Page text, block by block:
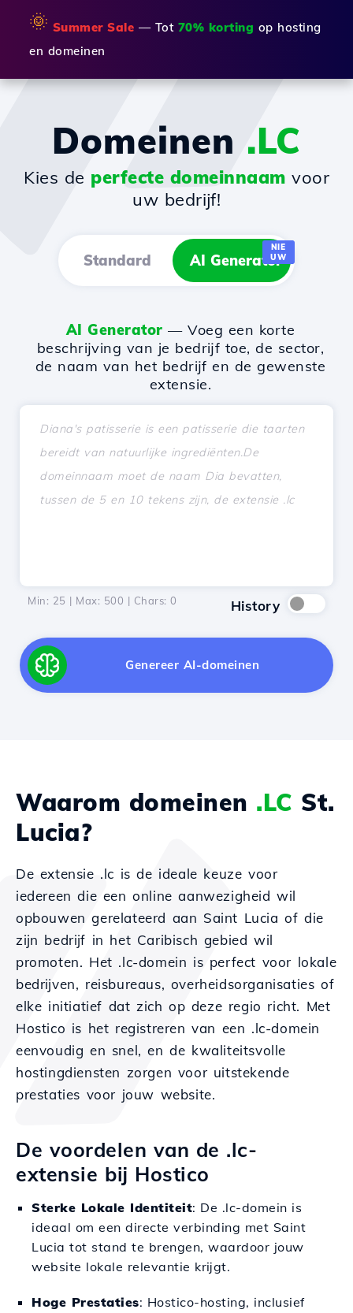
🌞 Summer Sale — Tot 70% korting op hosting
en domeinen
Domeinen .LC
Kies de perfecte domeinnaam voor
uw bedrijf!
Standard AI Generator
NIE
UW
AI Generator — Voeg een korte
beschrijving van je bedrijf toe, de sector,
de naam van het bedrijf en de gewenste
extensie.
Min: 25 | Max: 500 | Chars: 0 History
Genereer AI-domeinen
Waarom domeinen .LC St.
Lucia?
De extensie .lc is de ideale keuze voor
iedereen die een online aanwezigheid wil
opbouwen gerelateerd aan Saint Lucia of die
zijn bedrijf in het Caribisch gebied wil
promoten. Het .lc-domein is perfect voor lokale
bedrijven, reisbureaus, overheidsorganisaties of
elke initiatief dat zich op deze regio richt. Met
Hostico is het registreren van een .lc-domein
eenvoudig en snel, en de kwaliteitsvolle
hostingdiensten zorgen voor uitstekende
prestaties voor jouw website.
De voordelen van de .lc-
extensie bij Hostico
Sterke Lokale Identiteit: De .lc-domein is
ideaal om een directe verbinding met Saint
Lucia tot stand te brengen, waardoor jouw
website lokale relevantie krijgt.
Hoge Prestaties: Hostico-hosting, inclusief